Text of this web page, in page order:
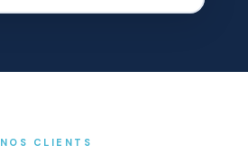
NOS CLIENTS